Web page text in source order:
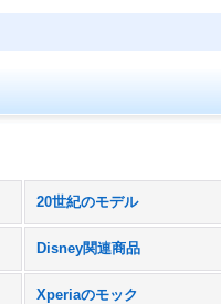
20世紀のモデル
Disney関連商品
Xperiaのモック